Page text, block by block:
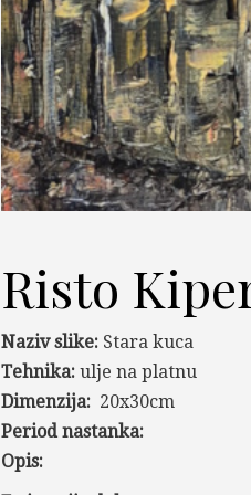
Risto
Naziv slike: Stara kuca
Tehnika: ulje na platnu
Dimenzija: 20x30cm
Period nastanka:
Opis: